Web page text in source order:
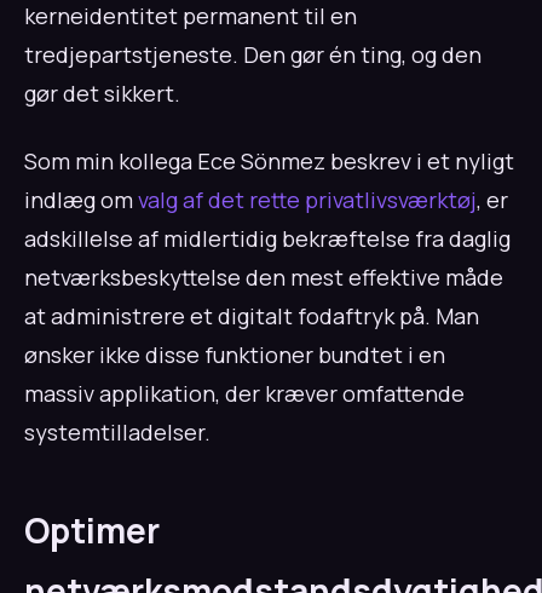
kerneidentitet permanent til en
tredjepartstjeneste. Den gør én ting, og den
gør det sikkert.
Som min kollega Ece Sönmez beskrev i et nyligt
indlæg omvalg af det rette privatlivsværktøj, er
adskillelse af midlertidig bekræftelse fra daglig
netværksbeskyttelse den mest effektive måde
at administrere et digitalt fodaftryk på. Man
ønsker ikke disse funktioner bundtet i en
massiv applikation, der kræver omfattende
systemtilladelser.
Optimer